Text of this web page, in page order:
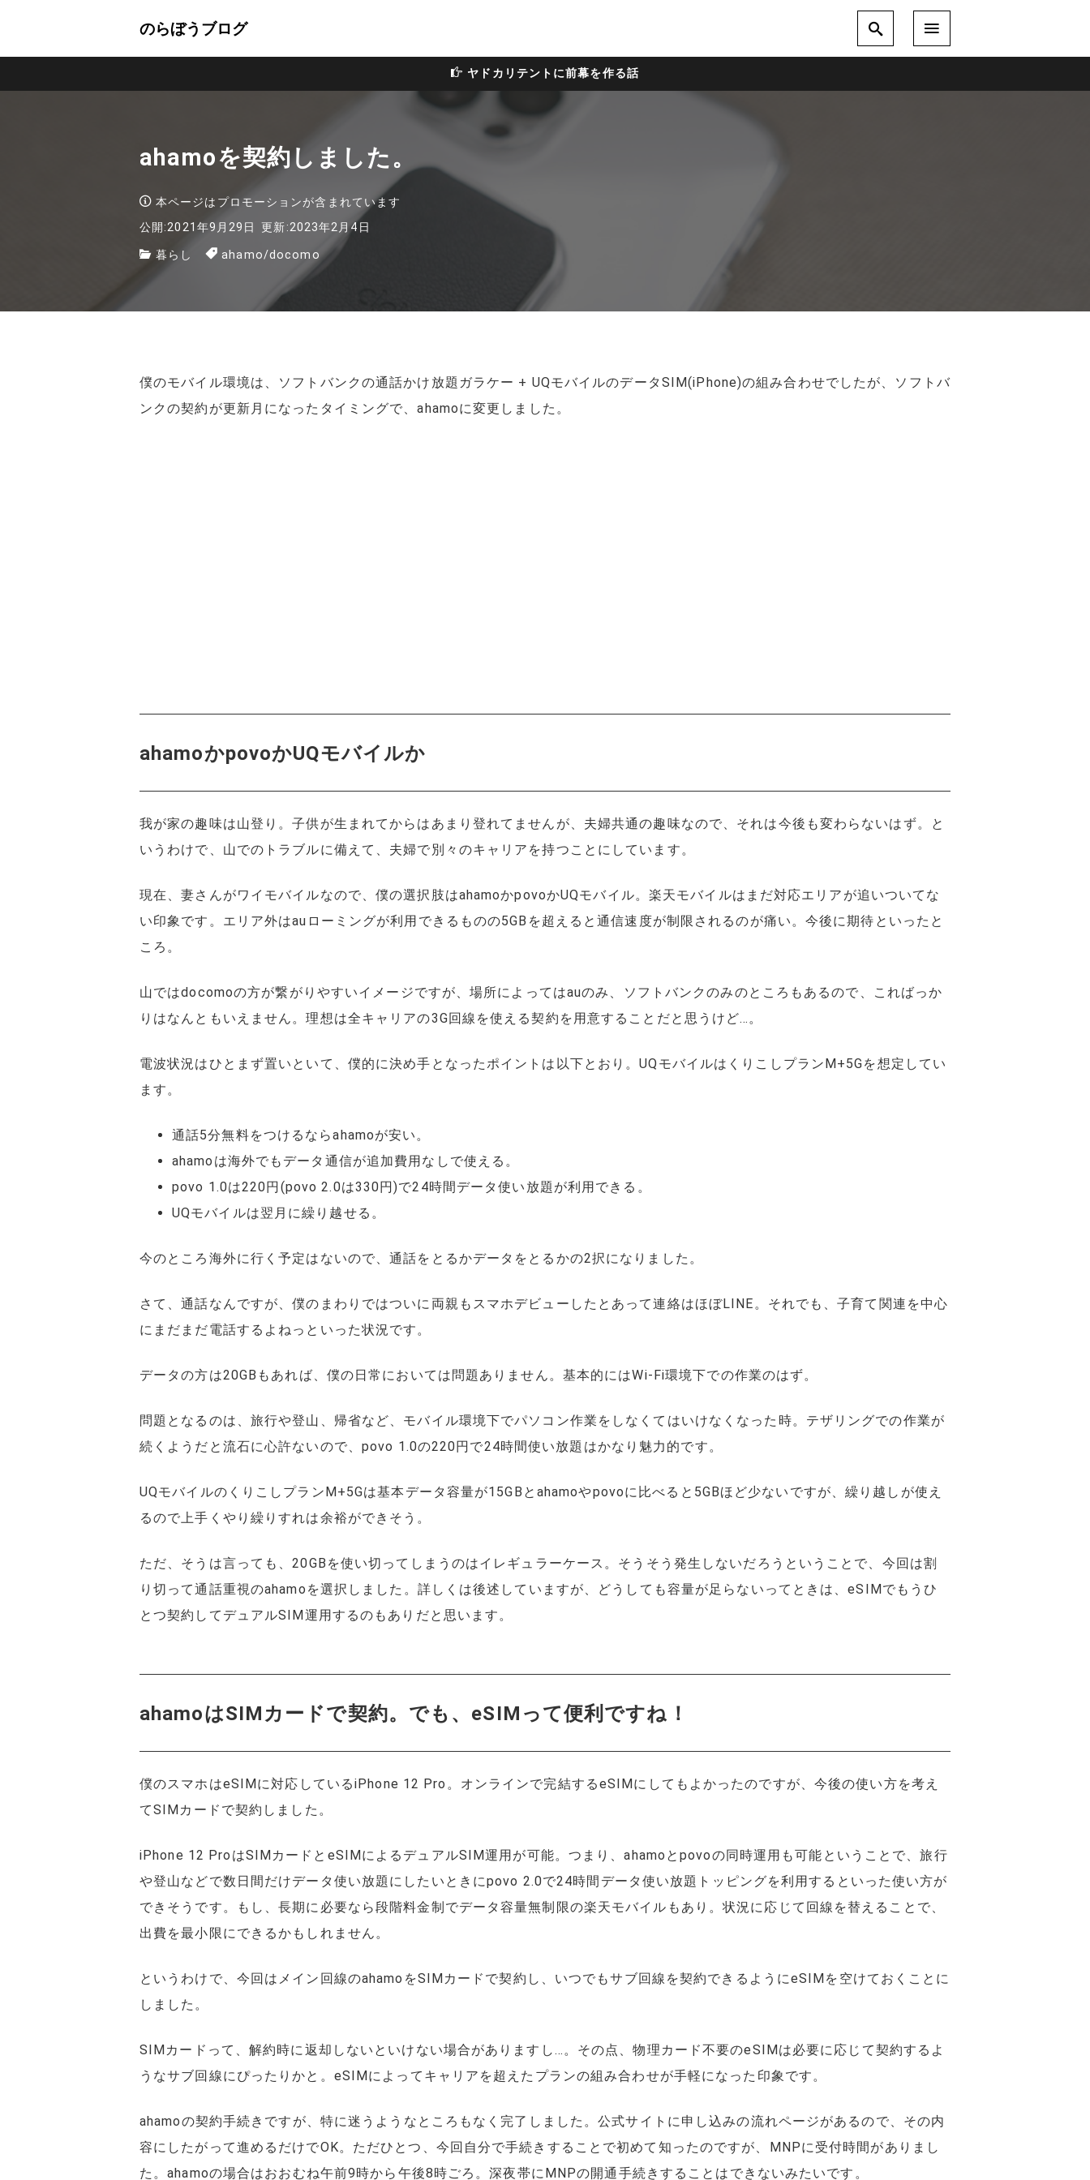
のらぼうブログ
ヤドカリテントに前幕を作る話
ahamoを契約しました。
本ページはプロモーションが含まれています
公開:2021年9月29日
更新:2023年2月4日
暮らし
ahamo/docomo
僕のモバイル環境は、ソフトバンクの通話かけ放題ガラケー + UQモバイルのデータSIM(iPhone)の組み合わせでしたが、ソフトバ
ンクの契約が更新月になったタイミングで、ahamoに変更しました。
ahamoかpovoかUQモバイルか
我が家の趣味は山登り。子供が生まれてからはあまり登れてませんが、夫婦共通の趣味なので、それは今後も変わらないはず。と
いうわけで、山でのトラブルに備えて、夫婦で別々のキャリアを持つことにしています。
現在、妻さんがワイモバイルなので、僕の選択肢はahamoかpovoかUQモバイル。楽天モバイルはまだ対応エリアが追いついてな
い印象です。エリア外はauローミングが利用できるものの5GBを超えると通信速度が制限されるのが痛い。今後に期待といったと
ころ。
山ではdocomoの方が繋がりやすいイメージですが、場所によってはauのみ、ソフトバンクのみのところもあるので、こればっか
りはなんともいえません。理想は全キャリアの3G回線を使える契約を用意することだと思うけど…。
電波状況はひとまず置いといて、僕的に決め手となったポイントは以下とおり。UQモバイルはくりこしプランM+5Gを想定してい
ます。
通話5分無料をつけるならahamoが安い。
ahamoは海外でもデータ通信が追加費用なしで使える。
povo 1.0は220円(povo 2.0は330円)で24時間データ使い放題が利用できる。
UQモバイルは翌月に繰り越せる。
今のところ海外に行く予定はないので、通話をとるかデータをとるかの2択になりました。
さて、通話なんですが、僕のまわりではついに両親もスマホデビューしたとあって連絡はほぼLINE。それでも、子育て関連を中心
にまだまだ電話するよねっといった状況です。
データの方は20GBもあれば、僕の日常においては問題ありません。基本的にはWi-Fi環境下での作業のはず。
問題となるのは、旅行や登山、帰省など、モバイル環境下でパソコン作業をしなくてはいけなくなった時。テザリングでの作業が
続くようだと流石に心許ないので、povo 1.0の220円で24時間使い放題はかなり魅力的です。
UQモバイルのくりこしプランM+5Gは基本データ容量が15GBとahamoやpovoに比べると5GBほど少ないですが、繰り越しが使え
るので上手くやり繰りすれは余裕ができそう。
ただ、そうは言っても、20GBを使い切ってしまうのはイレギュラーケース。そうそう発生しないだろうということで、今回は割
り切って通話重視のahamoを選択しました。詳しくは後述していますが、どうしても容量が足らないってときは、eSIMでもうひ
とつ契約してデュアルSIM運用するのもありだと思います。
ahamoはSIMカードで契約。でも、eSIMって便利ですね！
僕のスマホはeSIMに対応しているiPhone 12 Pro。オンラインで完結するeSIMにしてもよかったのですが、今後の使い方を考え
てSIMカードで契約しました。
iPhone 12 ProはSIMカードとeSIMによるデュアルSIM運用が可能。つまり、ahamoとpovoの同時運用も可能ということで、旅行
や登山などで数日間だけデータ使い放題にしたいときにpovo 2.0で24時間データ使い放題トッピングを利用するといった使い方が
できそうです。もし、長期に必要なら段階料金制でデータ容量無制限の楽天モバイルもあり。状況に応じて回線を替えることで、
出費を最小限にできるかもしれません。
というわけで、今回はメイン回線のahamoをSIMカードで契約し、いつでもサブ回線を契約できるようにeSIMを空けておくことに
しました。
SIMカードって、解約時に返却しないといけない場合がありますし…。その点、物理カード不要のeSIMは必要に応じて契約するよ
うなサブ回線にぴったりかと。eSIMによってキャリアを超えたプランの組み合わせが手軽になった印象です。
ahamoの契約手続きですが、特に迷うようなところもなく完了しました。公式サイトに申し込みの流れページがあるので、その内
容にしたがって進めるだけでOK。ただひとつ、今回自分で手続きすることで初めて知ったのですが、MNPに受付時間がありまし
た。ahamoの場合はおおむね午前9時から午後8時ごろ。深夜帯にMNPの開通手続きすることはできないみたいです。